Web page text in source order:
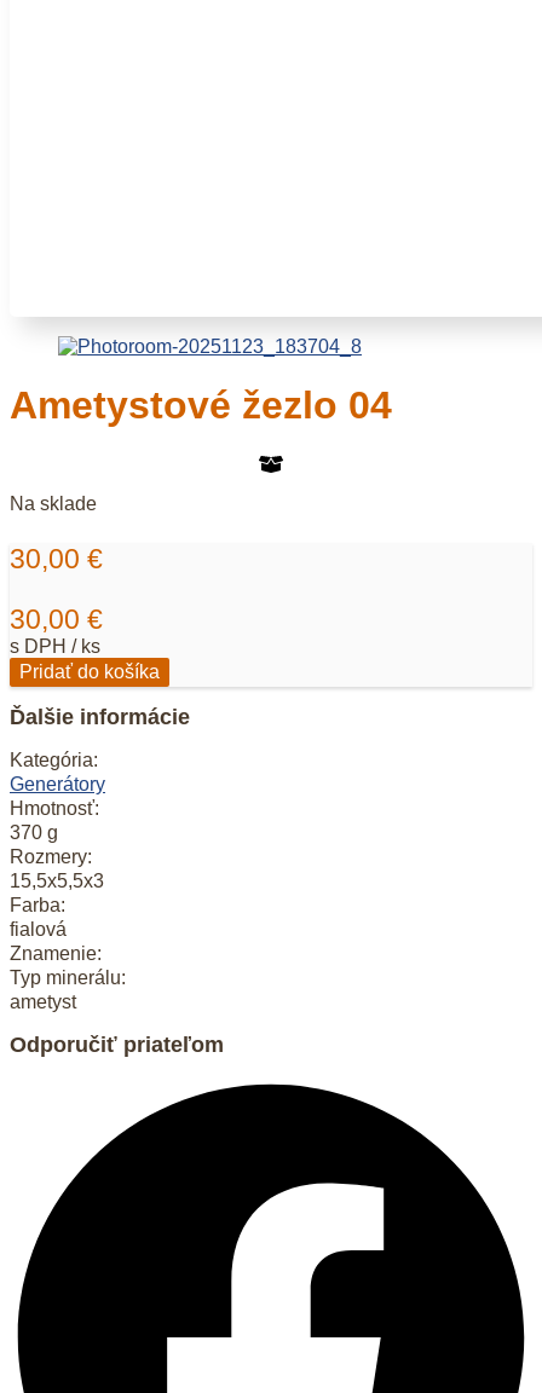
Ametystové žezlo 04
Na sklade
30,00 €
30,00 €
s DPH / ks
množstvo
Ametystové
žezlo
Pridať do košíka
Ďalšie informácie
Kategória:
Generátory
Hmotnosť:
370 g
Rozmery:
15,5x5,5x3
Farba:
fialová
Znamenie:
Typ minerálu:
ametyst
Odporučiť priateľom